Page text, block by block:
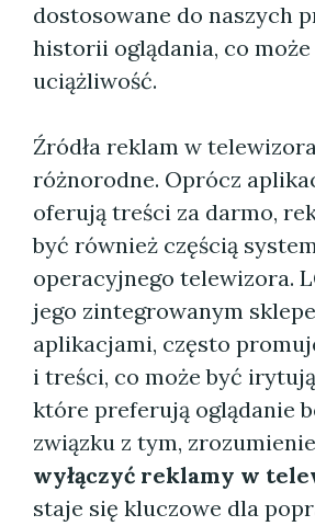
dostosowane do naszych
historii oglądania, co
uciążliwość.
Źródła reklam w
różnorodne. Oprócz
oferują treści za darmo,
być również częścią
operacyjnego telewizora.
jego zintegrowanym
aplikacjami, często
i treści, co może być
które preferują oglądanie
związku z tym,
wyłączyć reklamy w
staje się kluczowe dla